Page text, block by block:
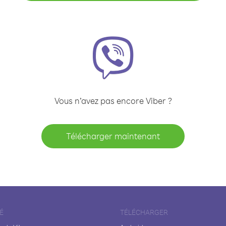
Vous n’avez pas encore Viber ?
Télécharger maintenant
TÉLÉCHARGER